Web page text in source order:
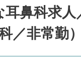
耳鼻科
／非常勤）